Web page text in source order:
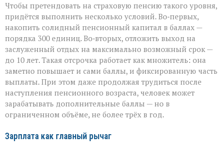
Чтобы претендовать на страховую пенсию такого уровня,
придётся выполнить несколько условий. Во‑первых,
накопить солидный пенсионный капитал в баллах —
порядка 300 единиц. Во‑вторых, отложить выход на
заслуженный отдых на максимально возможный срок —
до 10 лет. Такая отсрочка работает как множитель: она
заметно повышает и сами баллы, и фиксированную часть
выплаты. При этом даже продолжая трудиться после
наступления пенсионного возраста, человек может
зарабатывать дополнительные баллы — но в
ограниченном объёме, не более трёх в год.
Зарплата как главный рычаг